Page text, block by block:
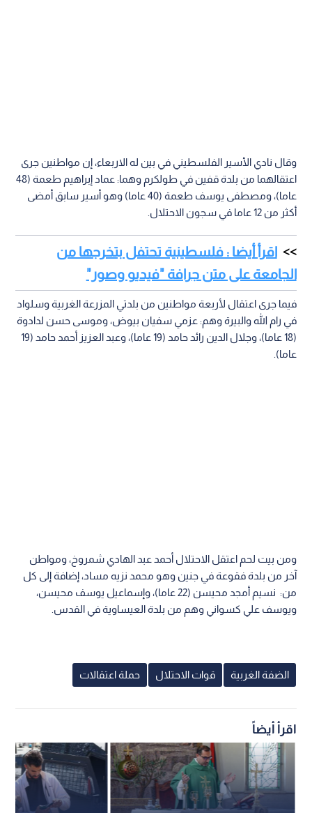
وقال نادي الأسير الفلسطيني في بين له الاربعاء، إن مواطنين جرى
اعتقالهما من بلدة قفين في طولكرم وهما: عماد إبراهيم طعمة (48
عاما)، ومصطفى يوسف طعمة (40 عاما) وهو أسير سابق أمضى
أكثر من 12 عاما في سجون الاحتلال.
اقرأ أيضا : فلسطينية تحتفل بتخرجها من
الجامعة على متن جرافة "فيديو وصور"
فيما جرى اعتقال لأربعة مواطنين من بلدتي المزرعة الغربية وسلواد
في رام الله والبيرة وهم: عزمي سفيان بيوض، وموسى حسن لدادوة
(18 عاما)، وجلال الدين رائد حامد (19 عاما)، وعبد العزيز أحمد حامد (19
عاما).
ومن بيت لحم اعتقل الاحتلال أحمد عبد الهادي شمروخ، ومواطن
آخر من بلدة فقوعة في جنين وهو محمد نزيه مساد، إضافة إلى كل
من: نسيم أمجد محيسن (22 عاما)، وإسماعيل يوسف محيسن،
ويوسف علي كسواني وهم من بلدة العيساوية في القدس.
الضفة الغربية قوات الاحتلال حملة اعتقالات
اقرأ أيضاً